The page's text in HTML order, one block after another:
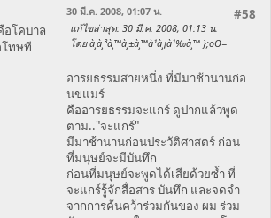
โคบาล
โทษที
#58
30 มี.ค. 2008, 01:07 น.
แก้ไขล่าสุด: 30 มี.ค. 2008, 01:13 น.
โดย à¸à¸³à¸™à¸±à¸™à¹à¸¡à¹‰à¸™ };oO=
อารยธรรมสายหนึ่ง ที่มีมาช้านานก่อ
นขแมร์
คืออารยธรรมจะแกร์ ดูปากแล้วพูด
ตาม.."จะแกร์"
มีมาช้านานก่อนประวัติศาสตร์ ก่อน
ที่มนุษย์จะมีบันทึก
ก่อนที่มนุษย์จะพูดได้เสียด้วยซ้ำ ที่
จะแกร์รู้จักสื่อสาร บันทึก และจดจำ
จากการค้นคว้าร่วมกันของ ผม ร่วม